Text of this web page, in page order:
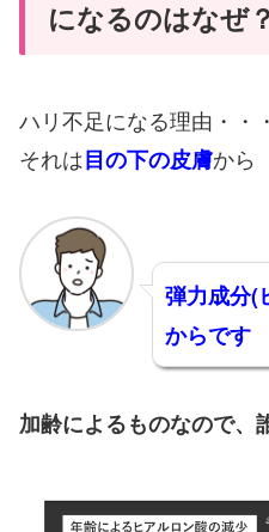
になるのはなぜ？
ハリ不足になる理由・・・
それは目の下の皮膚から
弾力成分(
からです
加齢によるものなので、